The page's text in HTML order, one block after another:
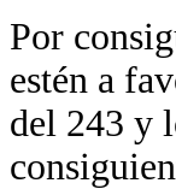
Por
estén a
del 243 y